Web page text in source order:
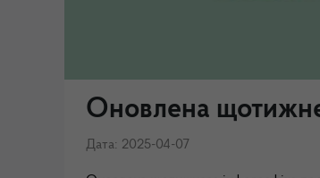
Оновлена
Дата: 2025-04-07